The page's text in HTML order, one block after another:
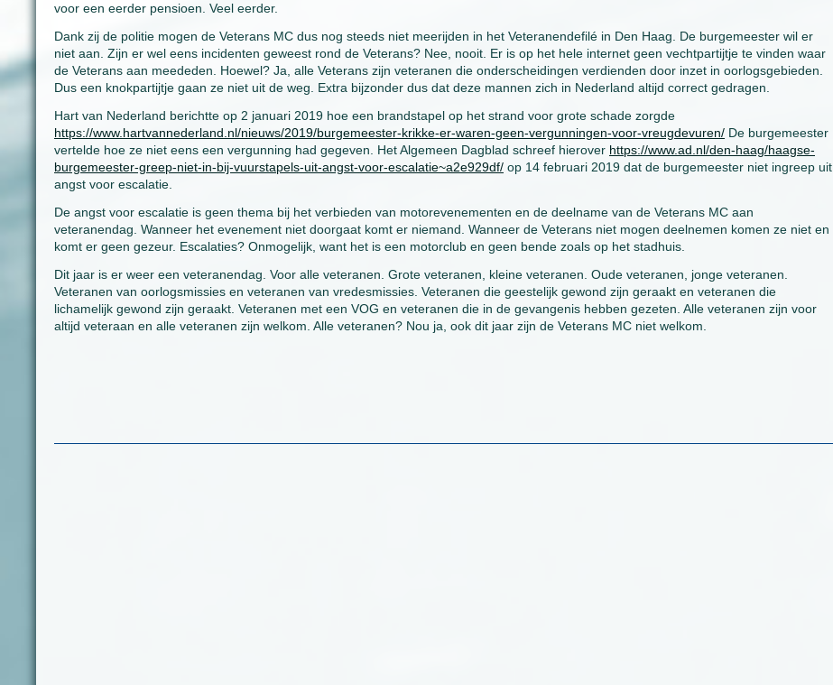
voor een eerder pensioen. Veel eerder.
Dank zij de politie mogen de Veterans MC dus nog steeds niet meerijden in het Veteranendefilé in Den Haag. De burgemeester wil er
niet aan. Zijn er wel eens incidenten geweest rond de Veterans? Nee, nooit. Er is op het hele internet geen vechtpartijtje te vinden waar
de Veterans aan meededen. Hoewel? Ja, alle Veterans zijn veteranen die onderscheidingen verdienden door inzet in oorlogsgebieden.
Dus een knokpartijtje gaan ze niet uit de weg. Extra bijzonder dus dat deze mannen zich in Nederland altijd correct gedragen.
Hart van Nederland berichtte op 2 januari 2019 hoe een brandstapel op het strand voor grote schade zorgde
https://www.hartvannederland.nl/nieuws/2019/burgemeester-krikke-er-waren-geen-vergunningen-voor-vreugdevuren/ De burgemeester
vertelde hoe ze niet eens een vergunning had gegeven. Het Algemeen Dagblad schreef hierover https://www.ad.nl/den-haag/haagse-
burgemeester-greep-niet-in-bij-vuurstapels-uit-angst-voor-escalatie~a2e929df/ op 14 februari 2019 dat de burgemeester niet ingreep uit
angst voor escalatie.
De angst voor escalatie is geen thema bij het verbieden van motorevenementen en de deelname van de Veterans MC aan
veteranendag. Wanneer het evenement niet doorgaat komt er niemand. Wanneer de Veterans niet mogen deelnemen komen ze niet en
komt er geen gezeur. Escalaties? Onmogelijk, want het is een motorclub en geen bende zoals op het stadhuis.
Dit jaar is er weer een veteranendag. Voor alle veteranen. Grote veteranen, kleine veteranen. Oude veteranen, jonge veteranen.
Veteranen van oorlogsmissies en veteranen van vredesmissies. Veteranen die geestelijk gewond zijn geraakt en veteranen die
lichamelijk gewond zijn geraakt. Veteranen met een VOG en veteranen die in de gevangenis hebben gezeten. Alle veteranen zijn voor
altijd veteraan en alle veteranen zijn welkom. Alle veteranen? Nou ja, ook dit jaar zijn de Veterans MC niet welkom.